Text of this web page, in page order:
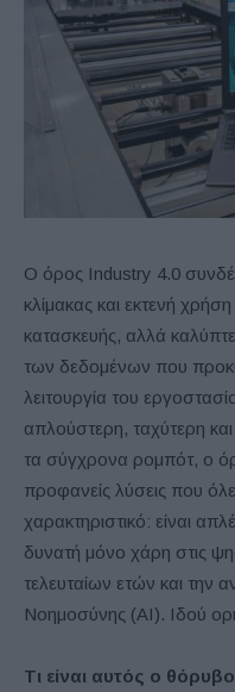
Ο όρος Industry 4.0
κλίμακας και εκτενή
κατασκευής, αλλά
των δεδομένων που
λειτουργία του
απλούστερη, ταχύτερη
τα σύγχρονα ρομπότ, ο
προφανείς λύσεις που
χαρακτηριστικό: είναι
δυνατή μόνο χάρη στις
τελευταίων ετών και την
Νοημοσύνης (AI). Ιδού
Τι είναι αυτός ο